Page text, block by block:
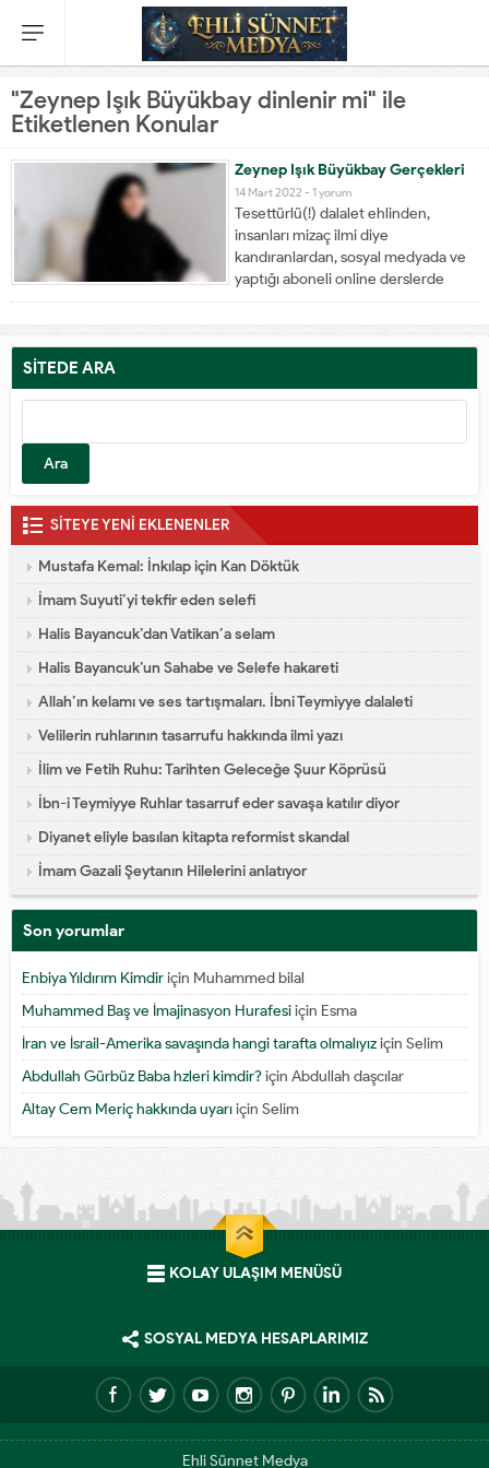
"Zeynep Işık Büyükbay dinlenir mi" ile
Etiketlenen Konular
Zeynep Işık Büyükbay Gerçekleri
14 Mart 2022 - 1 yorum
Tesettürlü(!) dalalet ehlinden,
insanları mizaç ilmi diye
kandıranlardan, sosyal medyada ve
yaptığı aboneli online derslerde
İslami konularda inkara yeltenen
Zeynep ışık Büyükbay adlı kadın
Cübbeli Ahmed Hocaefendi
https://www.youtube.com/watch?
SİTEDE ARA
SİTEYE YENİ EKLENENLER
Mustafa Kemal: İnkılap için Kan Döktük
İmam Suyuti’yi tekfir eden selefi
Halis Bayancuk’dan Vatikan’a selam
Halis Bayancuk’un Sahabe ve Selefe hakareti
Allah’ın kelamı ve ses tartışmaları. İbni Teymiyye dalaleti
Velilerin ruhlarının tasarrufu hakkında ilmi yazı
İlim ve Fetih Ruhu: Tarihten Geleceğe Şuur Köprüsü
İbn-i Teymiyye Ruhlar tasarruf eder savaşa katılır diyor
Diyanet eliyle basılan kitapta reformist skandal
İmam Gazali Şeytanın Hilelerini anlatıyor
Son yorumlar
Enbiya Yıldırım Kimdiriçin Muhammed bilal
Muhammed Baş ve İmajinasyon Hurafesiiçin Esma
İran ve İsrail-Amerika savaşında hangi tarafta olmalıyıziçin Selim
Abdullah Gürbüz Baba hzleri kimdir?için Abdullah daşcılar
Altay Cem Meriç hakkında uyarıiçin Selim
KOLAY ULAŞIM MENÜSÜ
SOSYAL MEDYA HESAPLARIMIZ
Ehli Sünnet Medya